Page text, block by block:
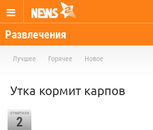
Развлечения
Лучшее Горячее Новое
Утка кормит карпов
отметили
2